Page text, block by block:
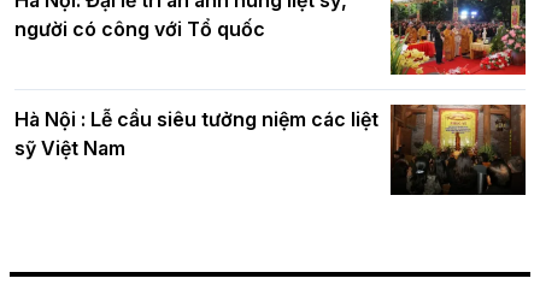
người có công với Tổ quốc
Hà Nội : Lễ cầu siêu tưởng niệm các liệt
sỹ Việt Nam